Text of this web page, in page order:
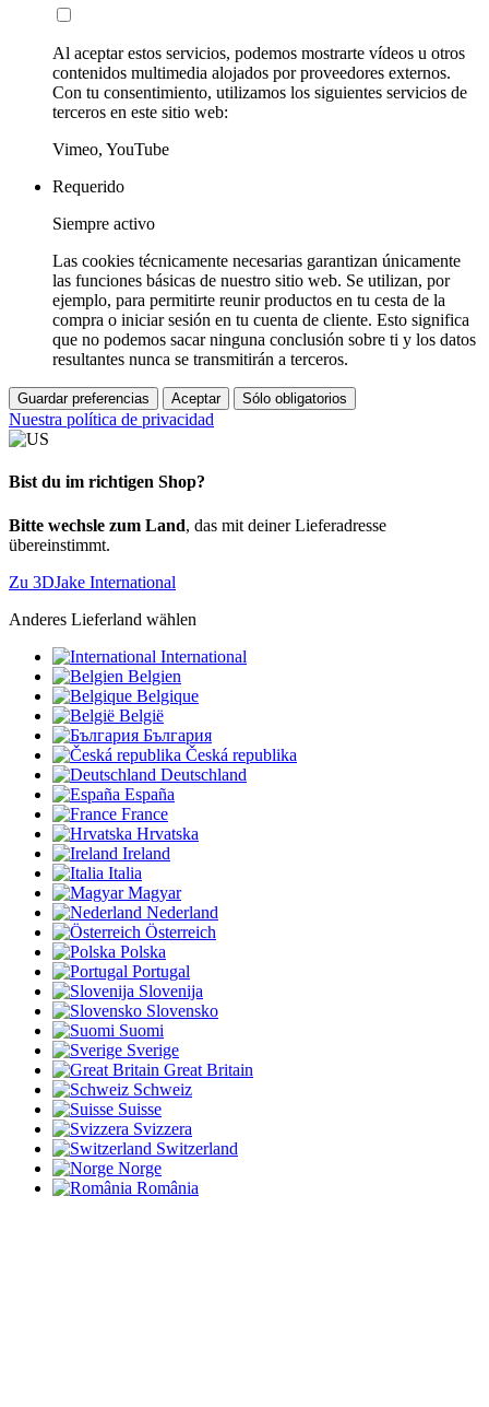
Al aceptar estos servicios, podemos mostrarte vídeos u otros
contenidos multimedia alojados por proveedores externos.
Con tu consentimiento, utilizamos los siguientes servicios de
terceros en este sitio web:
Vimeo, YouTube
Requerido
Siempre activo
Las cookies técnicamente necesarias garantizan únicamente
las funciones básicas de nuestro sitio web. Se utilizan, por
ejemplo, para permitirte reunir productos en tu cesta de la
compra o iniciar sesión en tu cuenta de cliente. Esto significa
que no podemos sacar ninguna conclusión sobre ti y los datos
resultantes nunca se transmitirán a terceros.
Guardar preferencias Aceptar Sólo obligatorios
Nuestra política de privacidad
Bist du im richtigen Shop?
Bitte wechsle zum Land, das mit deiner Lieferadresse
übereinstimmt.
Zu 3DJake International
Anderes Lieferland wählen
International
Belgien
Belgique
België
България
Česká republika
Deutschland
España
France
Hrvatska
Ireland
Italia
Magyar
Nederland
Österreich
Polska
Portugal
Slovenija
Slovensko
Suomi
Sverige
Great Britain
Schweiz
Suisse
Svizzera
Switzerland
Norge
România